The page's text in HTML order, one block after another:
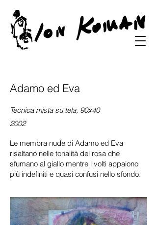
Adamo ed Eva
Tecnica mista su tela, 90x40
2002
Le membra nude di Adamo ed Eva
risaltano nelle tonalità del rosa che
sfumano al giallo mentre i volti appaiono
più indefiniti e quasi confusi nello sfondo.